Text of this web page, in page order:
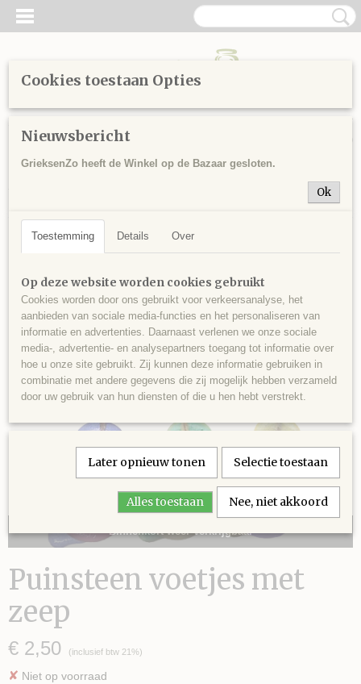
Inloggen
UW WINKELWAGEN
> Puinsteen
Binnenkort weer verkrijgbaar
Puinsteen voetjes met
zeep
€ 2,50 (inclusief btw 21%)
✘ Niet op voorraad
Cookies toestaan Opties
Nieuwsbericht
GrieksenZo heeft de Winkel op de Bazaar gesloten.
Ok
Toestemming Details Over
Op deze website worden cookies gebruikt
Cookies worden door ons gebruikt voor verkeersanalyse, het
aanbieden van sociale media-functies en het personaliseren van
informatie en advertenties. Daarnaast verlenen we onze sociale
media-, advertentie- en analysepartners toegang tot informatie over
hoe u onze site gebruikt. Zij kunnen deze informatie gebruiken in
combinatie met andere gegevens die zij mogelijk hebben verzameld
door uw gebruik van hun diensten of die u hen hebt verstrekt.
Later opnieuw tonen Selectie toestaan
Alles toestaan Nee, niet akkoord